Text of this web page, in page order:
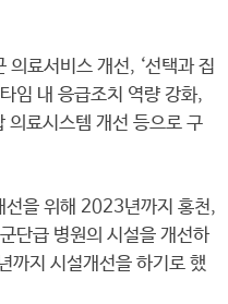
의료서비스 개선, ‘선택과 집
임 내 응급조치 역량 강화,
의료시스템 개선 등으로 구
선을 위해 2023년까지 홍천,
단급 병원의 시설을 개선하
까지 시설개선을 하기로 했